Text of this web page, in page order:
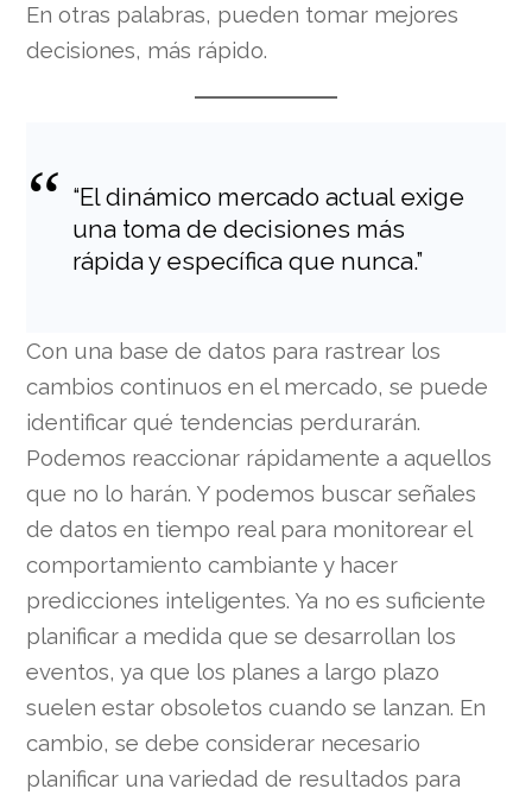
En otras palabras, pueden tomar mejores
decisiones, más rápido.
“El dinámico mercado actual exige
una toma de decisiones más
rápida y específica que nunca.”
Con una base de datos para rastrear los
cambios continuos en el mercado, se puede
identificar qué tendencias perdurarán.
Podemos reaccionar rápidamente a aquellos
que no lo harán. Y podemos buscar señales
de datos en tiempo real para monitorear el
comportamiento cambiante y hacer
predicciones inteligentes. Ya no es suficiente
planificar a medida que se desarrollan los
eventos, ya que los planes a largo plazo
suelen estar obsoletos cuando se lanzan. En
cambio, se debe considerar necesario
planificar una variedad de resultados para